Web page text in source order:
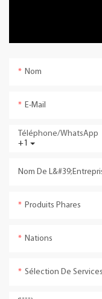
Nom
E-Mail
+1
Téléphone/WhatsApp
Nom De
Produits Phares
Nations
Sélection De Services